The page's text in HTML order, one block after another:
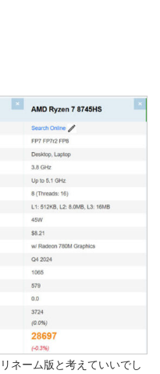
ネーム版と考えていいでし